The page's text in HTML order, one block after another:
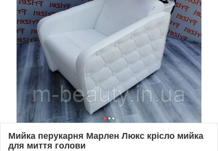
Мийка перукарня Марлен Люкс крісло мийка
для миття голови